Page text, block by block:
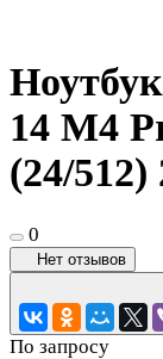
14 M4
(24/
0
Нет отзывов
По запросу